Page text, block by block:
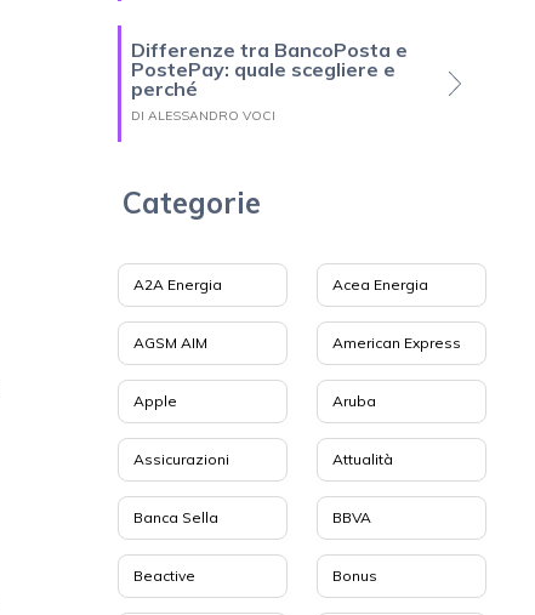
Differenze tra BancoPosta e
PostePay: quale scegliere e
perché
DI ALESSANDRO VOCI
Categorie
A2A Energia Acea Energia
AGSM AIM American Express
Apple Aruba
Assicurazioni Attualità
Banca Sella BBVA
Beactive Bonus